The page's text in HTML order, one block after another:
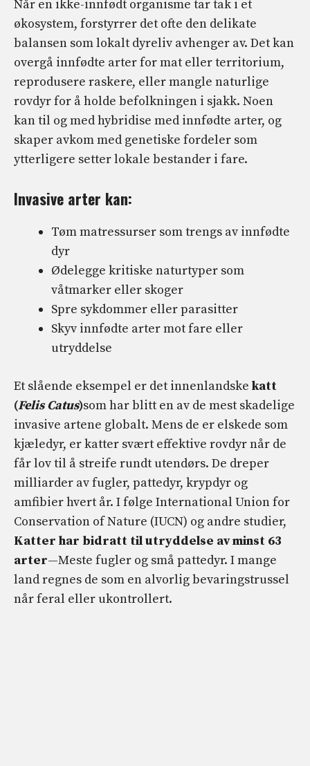
Når en ikke-innfødt organisme tar tak i et
økosystem, forstyrrer det ofte den delikate
balansen som lokalt dyreliv avhenger av. Det kan
overgå innfødte arter for mat eller territorium,
reprodusere raskere, eller mangle naturlige
rovdyr for å holde befolkningen i sjakk. Noen
kan til og med hybridise med innfødte arter, og
skaper avkom med genetiske fordeler som
ytterligere setter lokale bestander i fare.
Invasive arter kan:
Tøm matressurser som trengs av innfødte
dyr
Ødelegge kritiske naturtyper som
våtmarker eller skoger
Spre sykdommer eller parasitter
Skyv innfødte arter mot fare eller
utryddelse
Et slående eksempel er det innenlandske katt
(Felis Catus)som har blitt en av de mest skadelige
invasive artene globalt. Mens de er elskede som
kjæledyr, er katter svært effektive rovdyr når de
får lov til å streife rundt utendørs. De dreper
milliarder av fugler, pattedyr, krypdyr og
amfibier hvert år. I følge International Union for
Conservation of Nature (IUCN) og andre studier,
Katter har bidratt til utryddelse av minst 63
arter—Meste fugler og små pattedyr. I mange
land regnes de som en alvorlig bevaringstrussel
når feral eller ukontrollert.